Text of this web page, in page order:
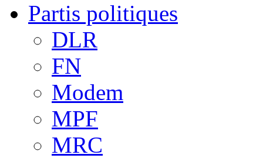
Partis politiques
DLR
FN
Modem
MPF
MRC